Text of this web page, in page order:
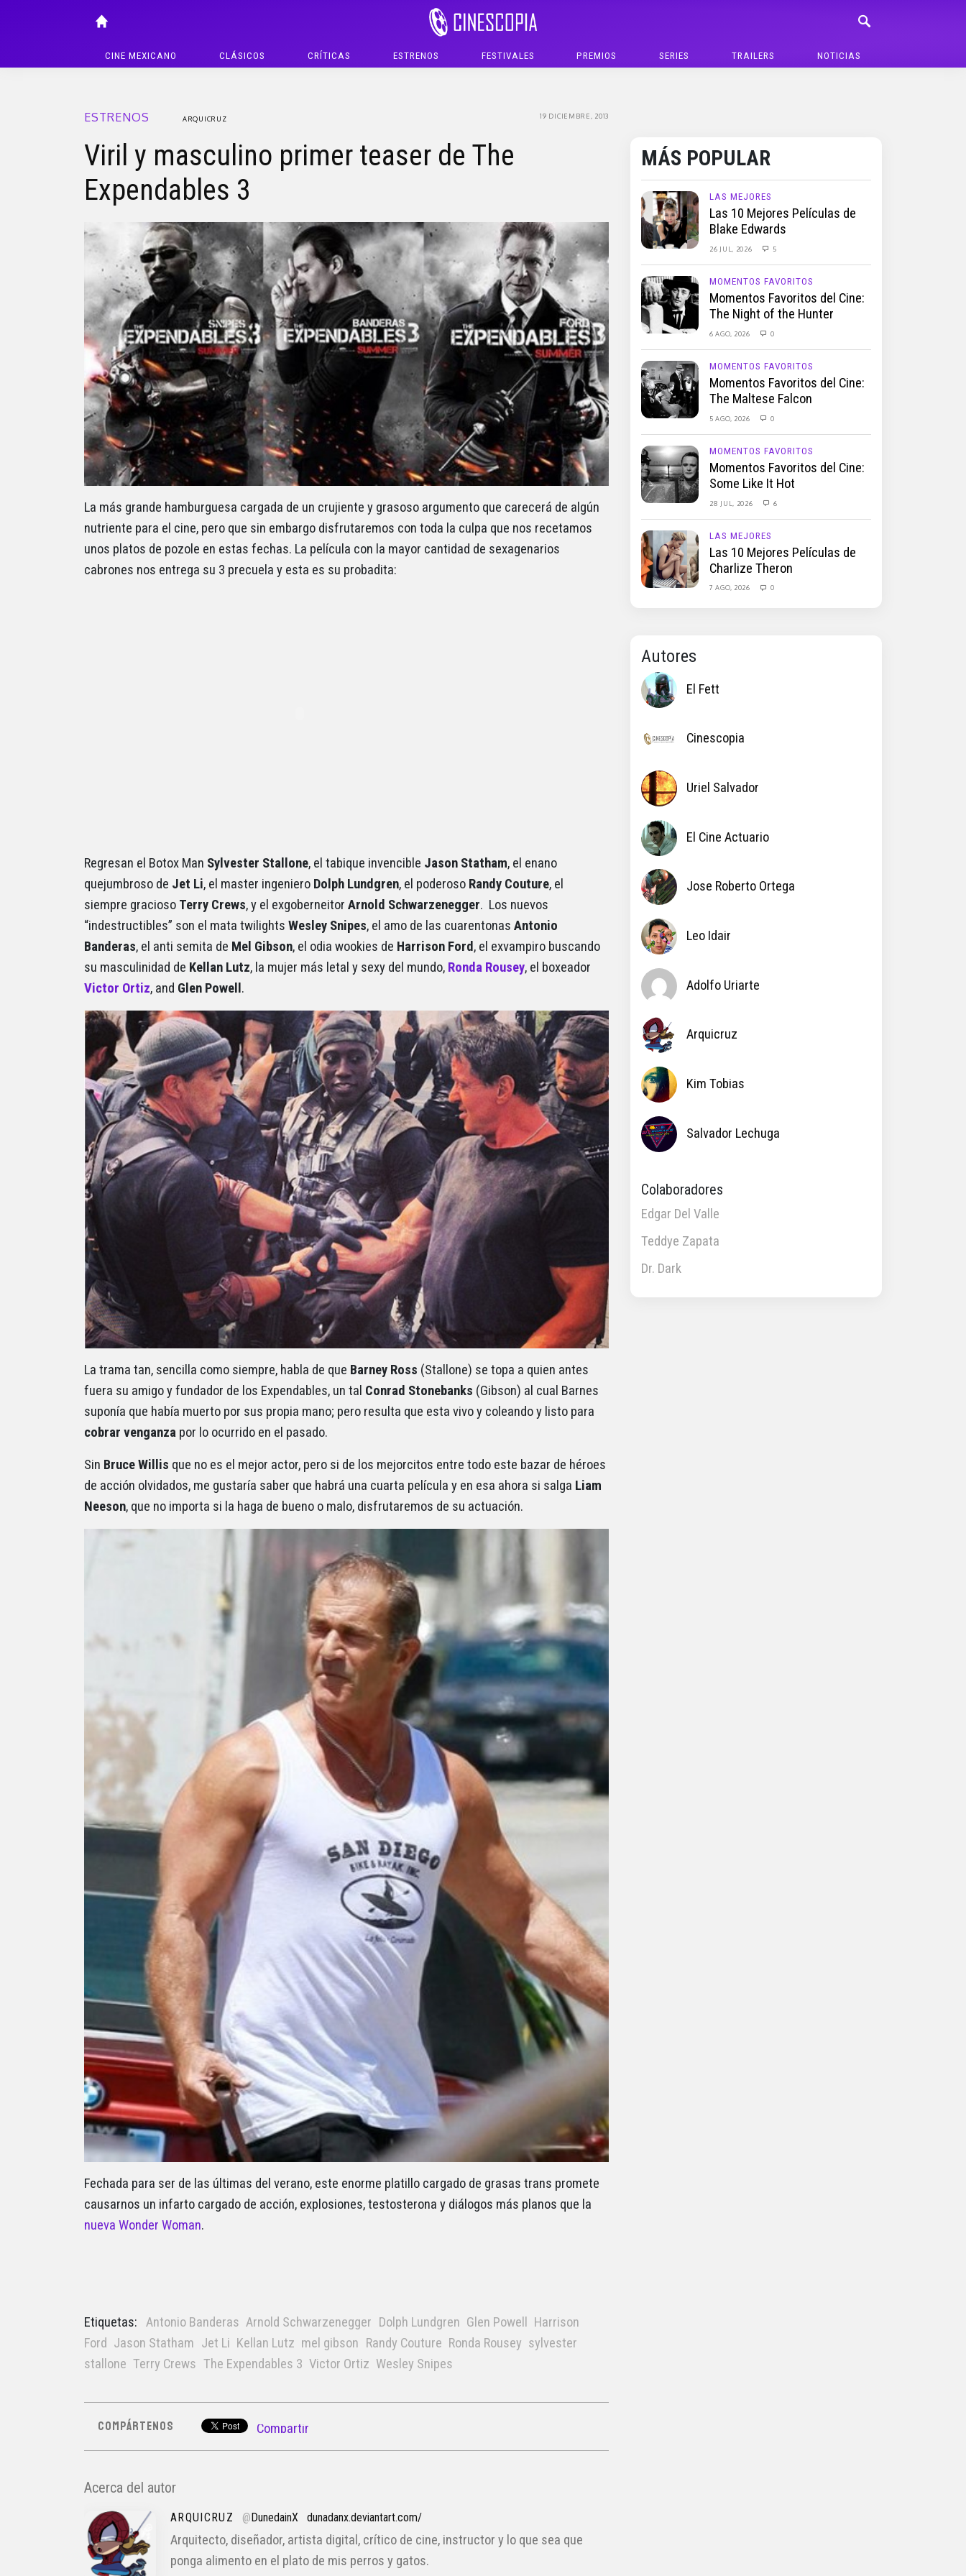
CINE MEXICANO CLÁSICOS CRÍTICAS ESTRENOS FESTIVALES PREMIOS SERIES TRAILERS NOTICIAS
ESTRENOS 19 DICIEMBRE, 2013
ARQUICRUZ
Viril y masculino primer teaser de The
Expendables 3
La más grande hamburguesa cargada de un crujiente y grasoso argumento que carecerá de algún
nutriente para el cine, pero que sin embargo disfrutaremos con toda la culpa que nos recetamos
unos platos de pozole en estas fechas. La película con la mayor cantidad de sexagenarios
cabrones nos entrega su 3 precuela y esta es su probadita:
Regresan el Botox Man Sylvester Stallone, el tabique invencible Jason Statham, el enano
quejumbroso de Jet Li, el master ingeniero Dolph Lundgren, el poderoso Randy Couture, el
siempre gracioso Terry Crews, y el exgoberneitor Arnold Schwarzenegger. Los nuevos
“indestructibles” son el mata twilights Wesley Snipes, el amo de las cuarentonas Antonio
Banderas, el anti semita de Mel Gibson, el odia wookies de Harrison Ford, el exvampiro buscando
su masculinidad de Kellan Lutz, la mujer más letal y sexy del mundo, Ronda Rousey, el boxeador
Victor Ortiz, and Glen Powell .
La trama tan, sencilla como siempre, habla de que Barney Ross (Stallone) se topa a quien antes
fuera su amigo y fundador de los Expendables, un tal Conrad Stonebanks (Gibson) al cual Barnes
suponía que había muerto por sus propia mano; pero resulta que esta vivo y coleando y listo para
cobrar venganza por lo ocurrido en el pasado.
Sin Bruce Willis que no es el mejor actor, pero si de los mejorcitos entre todo este bazar de héroes
de acción olvidados, me gustaría saber que habrá una cuarta película y en esa ahora si salga Liam
Neeson, que no importa si la haga de bueno o malo, disfrutaremos de su actuación.
Fechada para ser de las últimas del verano, este enorme platillo cargado de grasas trans promete
causarnos un infarto cargado de acción, explosiones, testosterona y diálogos más planos que la
nueva Wonder Woman.
Etiquetas: Antonio Banderas Arnold Schwarzenegger Dolph Lundgren Glen Powell Harrison
Ford Jason Statham Jet Li Kellan Lutz mel gibson Randy Couture Ronda Rousey sylvester
stallone Terry Crews The Expendables 3 Victor Ortiz Wesley Snipes
COMPÁRTENOS Compartir
Acerca del autor
ARQUICRUZ @ DunedainX dunadanx.deviantart.com/
Arquitecto, diseñador, artista digital, crítico de cine, instructor y lo que sea que
ponga alimento en el plato de mis perros y gatos.
MÁS POPULAR
LAS MEJORES
Las 10 Mejores Películas de
Blake Edwards
26 JUL, 2026 5
MOMENTOS FAVORITOS
Momentos Favoritos del Cine:
The Night of the Hunter
6 AGO, 2026 0
MOMENTOS FAVORITOS
Momentos Favoritos del Cine:
The Maltese Falcon
5 AGO, 2026 0
MOMENTOS FAVORITOS
Momentos Favoritos del Cine:
Some Like It Hot
28 JUL, 2026 6
LAS MEJORES
Las 10 Mejores Películas de
Charlize Theron
7 AGO, 2026 0
Autores
El Fett
Cinescopia
Uriel Salvador
El Cine Actuario
Jose Roberto Ortega
Leo Idair
Adolfo Uriarte
Arquicruz
Kim Tobias
Salvador Lechuga
Colaboradores
Edgar Del Valle
Teddye Zapata
Dr. Dark